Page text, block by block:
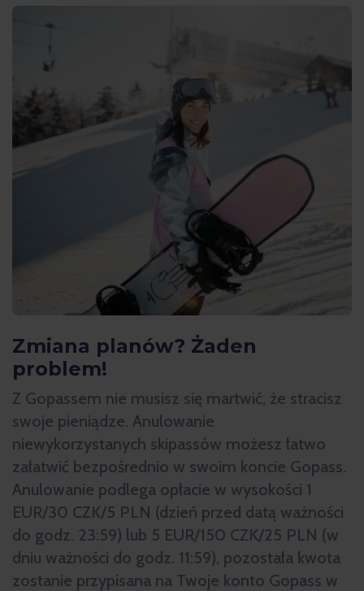
Zmiana planów? Żaden
problem!
Z Gopassem nie musisz się martwić, że stracisz
swoje pieniądze. Anulowanie
niewykorzystanych skipassów możesz łatwo
załatwić bezpośrednio w swoim koncie Gopass.
Anulowanie podlega opłacie w wysokości 1
EUR/30 CZK/5 PLN (dzień przed datą ważności
do godz. 23:59) lub 5 EUR/150 CZK/25 PLN (w
dniu ważności do godz. 11:59), pozostała kwota
zostanie przypisana na Twoje konto Gopass w